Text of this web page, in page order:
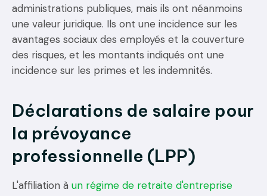
administrations publiques, mais ils ont néanmoins
une valeur juridique. Ils ont une incidence sur les
avantages sociaux des employés et la couverture
des risques, et les montants indiqués ont une
incidence sur les primes et les indemnités.
Déclarations de salaire pour
la prévoyance
professionnelle (LPP)
L'affiliation à un régime de retraite d'entreprise